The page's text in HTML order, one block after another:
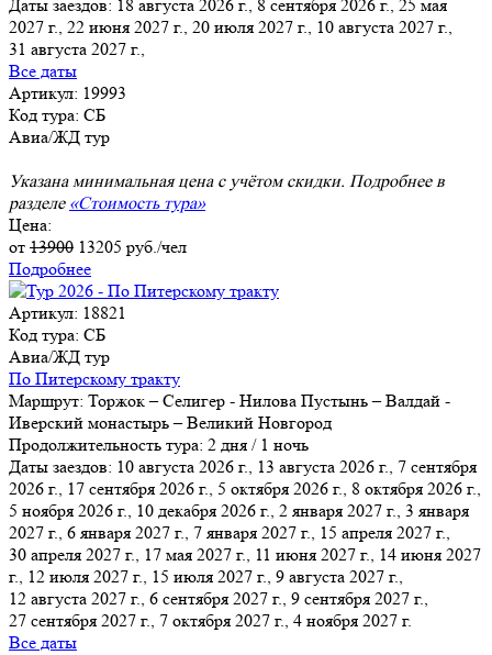
Даты заездов: 18 августа 2026 г., 8 сентября 2026 г., 25 мая
2027 г., 22 июня 2027 г., 20 июля 2027 г., 10 августа 2027 г.,
31 августа 2027 г.,
Все даты
Артикул: 19993
Код тура: СБ
Авиа/ЖД тур
Указана минимальная цена с учётом скидки. Подробнее в
разделе «Стоимость тура»
Цена:
от 13900 13205 руб./чел
Подробнее
Артикул: 18821
Код тура: СБ
Авиа/ЖД тур
По Питерскому тракту
Маршрут: Торжок – Селигер - Нилова Пустынь – Валдай -
Иверский монастырь – Великий Новгород
Продолжительность тура: 2 дня / 1 ночь
Даты заездов: 10 августа 2026 г., 13 августа 2026 г., 7 сентября
2026 г., 17 сентября 2026 г., 5 октября 2026 г., 8 октября 2026 г.,
5 ноября 2026 г., 10 декабря 2026 г., 2 января 2027 г., 3 января
2027 г., 6 января 2027 г., 7 января 2027 г., 15 апреля 2027 г.,
30 апреля 2027 г., 17 мая 2027 г., 11 июня 2027 г., 14 июня 2027
г., 12 июля 2027 г., 15 июля 2027 г., 9 августа 2027 г.,
12 августа 2027 г., 6 сентября 2027 г., 9 сентября 2027 г.,
27 сентября 2027 г., 7 октября 2027 г., 4 ноября 2027 г.
Все даты